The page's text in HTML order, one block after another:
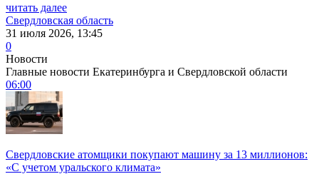
читать далее
Свердловская область
31 июля 2026, 13:45
0
Новости
Главные новости Екатеринбурга и Свердловской области
06:00
Свердловские атомщики покупают машину за 13 миллионов:
«С учетом уральского климата»